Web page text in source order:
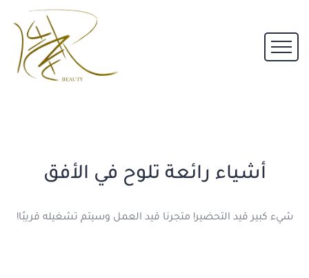
أشياء رائعة تلوح في الأفق
شيء كبير قيد التحضير! متجرنا قيد العمل وسيتم تشغيله قريبًا!